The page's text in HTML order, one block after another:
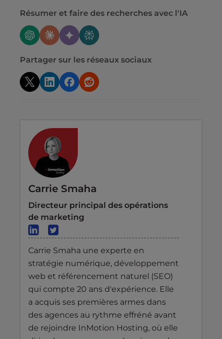
Résumer et faire des recherches avec l'IA
Partager sur les réseaux sociaux
Carrie Smaha
Directeur principal des opérations
de marketing
Carrie Smaha une experte en
stratégie numérique, développement
web et référencement naturel (SEO)
qui compte 20 ans d'expérience. Elle
a acquis ses premières armes dans
des agences au rythme effréné avant
de rejoindre InMotion Hosting, où elle